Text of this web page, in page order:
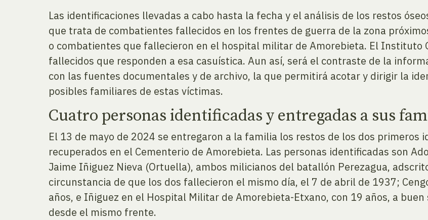
Las identificaciones llevadas a cabo hasta la fecha y el análisis de los restos
que trata de combatientes fallecidos en los frentes de guerra de la zona
o combatientes que fallecieron en el hospital militar de Amorebieta. El Instituto
fallecidos que responden a esa casuística. Aun así, será el contraste de la
con las fuentes documentales y de archivo, la que permitirá acotar y dirigir la
posibles familiares de estas víctimas.
Cuatro personas identificadas y entregadas a sus
El 13 de mayo de 2024 se entregaron a la familia los restos de los dos primeros
recuperados en el Cementerio de Amorebieta. Las personas identificadas son
Jaime Iñiguez Nieva (Ortuella), ambos milicianos del batallón Perezagua,
circunstancia de que los dos fallecieron el mismo día, el 7 de abril de 1937;
años, e Iñiguez en el Hospital Militar de Amorebieta-Etxano, con 19 años, a
desde el mismo frente.